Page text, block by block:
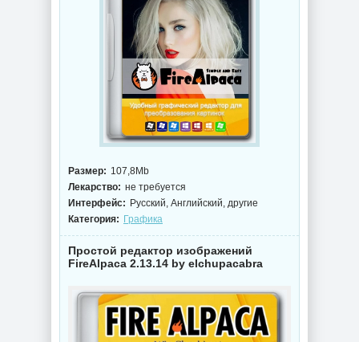
Размер: 107,8Mb
Лекарство: не требуется
Интерфейс: Русский, Английский, другие
Категория: Графика
Простой редактор изображений
FireAlpaca 2.13.14 by elchupacabra